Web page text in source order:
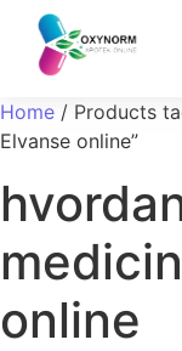
Home / Products
Elvanse online”
online